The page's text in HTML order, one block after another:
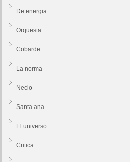
De energia
Orquesta
Cobarde
La norma
Necio
Santa ana
El universo
Critica